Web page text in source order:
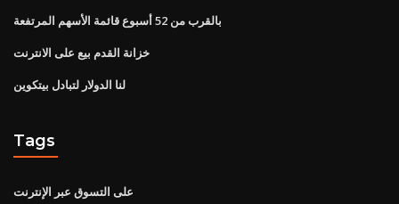
بالقرب من 52 أسبوع قائمة الأسهم المرتفعة
خزانة القدم بيع على الانترنت
لنا الدولار لتبادل بيتكوين
Tags
على التسوق عبر الإنترنت